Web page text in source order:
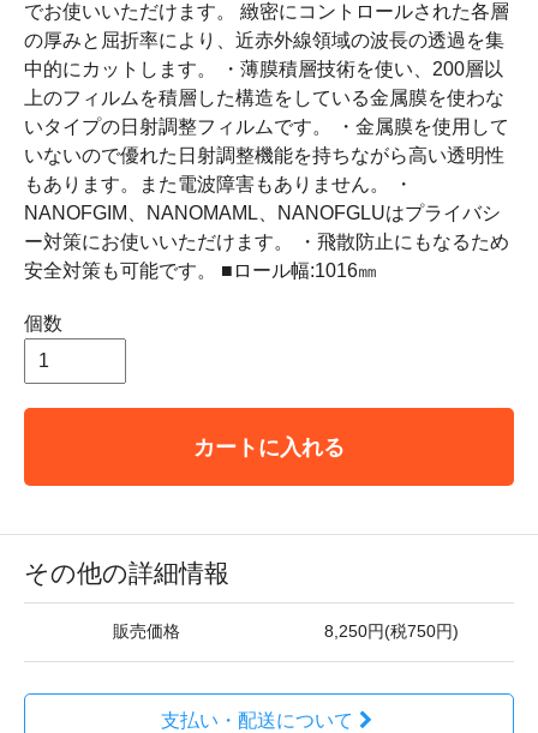
でお使いいただけます。 緻密にコントロールされた各層
の厚みと屈折率により、近赤外線領域の波長の透過を集
中的にカットします。 ・薄膜積層技術を使い、200層以
上のフィルムを積層した構造をしている金属膜を使わな
いタイプの日射調整フィルムです。 ・金属膜を使用して
いないので優れた日射調整機能を持ちながら高い透明性
もあります。また電波障害もありません。 ・
NANOFGIM、NANOMAML、NANOFGLUはプライバシ
ー対策にお使いいただけます。 ・飛散防止にもなるため
安全対策も可能です。 ■ロール幅:1016㎜
個数
カートに入れる
その他の詳細情報
販売価格 8,250円(税750円)
支払い・配送について